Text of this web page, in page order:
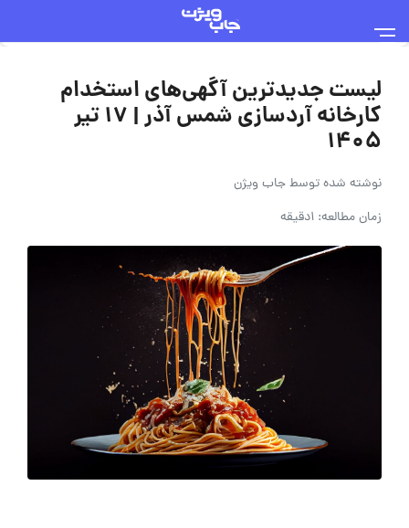
لیست جدیدترین آگهی‌های استخدام
کارخانه آردسازی شمس آذر | ۱۷ تیر
۱۴۰۵
نوشته شده توسطجاب ویژن
زمان مطالعه: 1دقیقه